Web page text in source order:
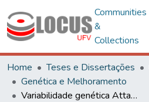
Communities
&
Collections
Home Teses e Dissertações
Genética e Melhoramento
Variabilidade genética Atta robusta Borgmeier (Hymenoptera: Formicidae) com o uso de marcadores microssatélites